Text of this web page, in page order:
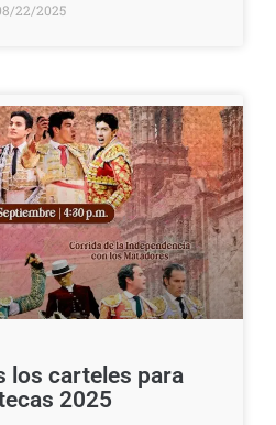
22/2025
los carteles para
2025